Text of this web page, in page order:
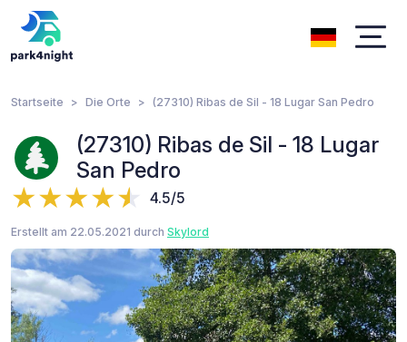
Startseite Die Orte (27310) Ribas de Sil - 18 Lugar San Pedro
(27310) Ribas de Sil - 18 Lugar
San Pedro
4.5/5
Erstellt am 22.05.2021 durch Skylord